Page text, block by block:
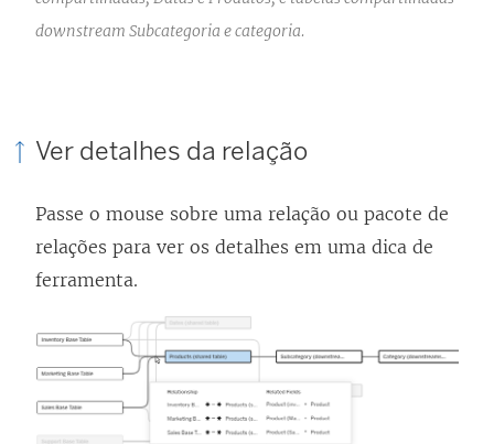
downstream Subcategoria e categoria.
Ver detalhes da relação
Passe o mouse sobre uma relação ou pacote de
relações para ver os detalhes em uma dica de
ferramenta.